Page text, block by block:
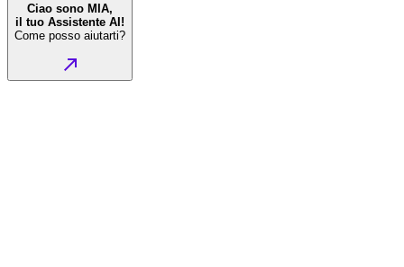
Ciao sono MIA,
il tuo Assistente AI!
Come posso aiutarti?